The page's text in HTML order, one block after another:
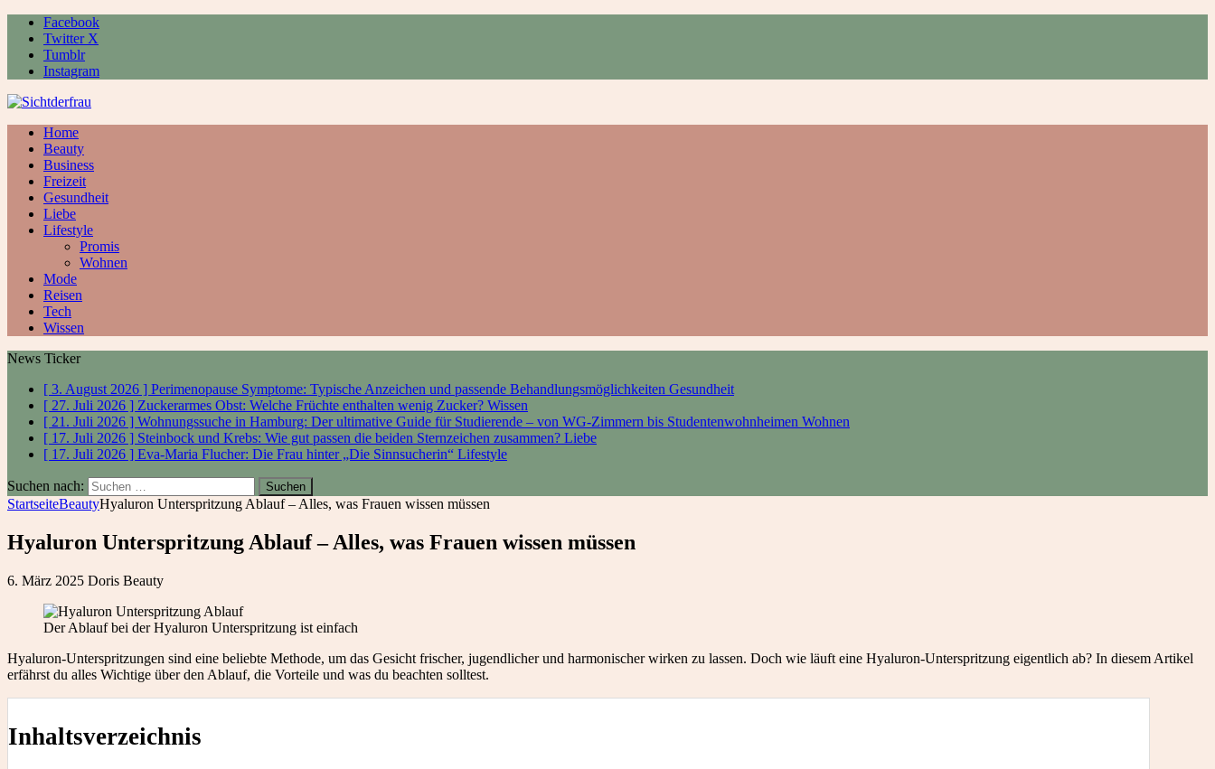
Facebook
Twitter X
Tumblr
Instagram
Home
Beauty
Business
Freizeit
Gesundheit
Liebe
Lifestyle
Promis
Wohnen
Mode
Reisen
Tech
Wissen
News Ticker
[ 3. August 2026 ] Perimenopause Symptome: Typische Anzeichen und passende Behandlungsmöglichkeiten Gesundheit
[ 27. Juli 2026 ] Zuckerarmes Obst: Welche Früchte enthalten wenig Zucker? Wissen
[ 21. Juli 2026 ] Wohnungssuche in Hamburg: Der ultimative Guide für Studierende – von WG-Zimmern bis Studentenwohnheimen Wohnen
[ 17. Juli 2026 ] Steinbock und Krebs: Wie gut passen die beiden Sternzeichen zusammen? Liebe
[ 17. Juli 2026 ] Eva-Maria Flucher: Die Frau hinter „Die Sinnsucherin“ Lifestyle
Suchen nach:
StartseiteBeautyHyaluron Unterspritzung Ablauf – Alles, was Frauen wissen müssen
Hyaluron Unterspritzung Ablauf – Alles, was Frauen wissen müssen
6. März 2025 Doris Beauty
Der Ablauf bei der Hyaluron Unterspritzung ist einfach
Hyaluron-Unterspritzungen sind eine beliebte Methode, um das Gesicht frischer, jugendlicher und harmonischer wirken zu lassen. Doch wie läuft eine Hyaluron-Unterspritzung eigentlich ab? In diesem Artikel
erfährst du alles Wichtige über den Ablauf, die Vorteile und was du beachten solltest.
Inhaltsverzeichnis